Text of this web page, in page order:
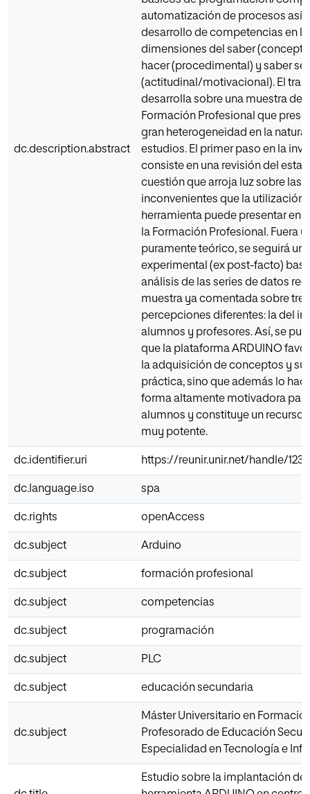
dc.description.abstract
automatización de procesos así
desarrollo de competencias en
dimensiones del saber
hacer (procedimental) y saber ser
(actitudinal/motivacional). El
desarrolla sobre una muestra de
Formación Profesional que
gran heterogeneidad en la
estudios. El primer paso en la
consiste en una revisión del
cuestión que arroja luz sobre las
inconvenientes que la utilización
herramienta puede presentar en
la Formación Profesional. Fuera
puramente teórico, se seguirá un
experimental (ex post-facto)
análisis de las series de datos
muestra ya comentada sobre tres
percepciones diferentes: la del
alumnos y profesores. Así, se
que la plataforma ARDUINO
la adquisición de conceptos y su
práctica, sino que además lo
forma altamente motivadora
alumnos y constituye un recurso
muy potente.
dc.identifier.uri https://reunir.unir.net/handle/
dc.language.iso spa
dc.rights openAccess
dc.subject Arduino
dc.subject formación profesional
dc.subject competencias
dc.subject programación
dc.subject PLC
dc.subject educación secundaria
dc.subject
Máster Universitario en
Profesorado de Educación
Especialidad en Tecnología e
Estudio sobre la implantación de